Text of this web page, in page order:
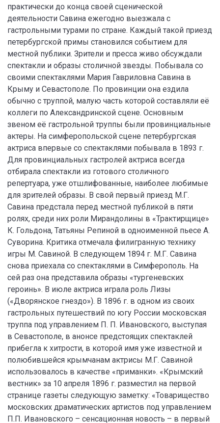
практически до конца своей сценической
деятельности Савина ежегодно выезжала с
гастрольными турами по стране. Каждый такой приезд
петербургской примы становился событием для
местной публики. Зрители и пресса живо обсуждали
спектакли и образы столичной звезды. Побывала со
своими спектаклями Мария Гавриловна Савина в
Крыму и Севастополе. По провинции она ездила
обычно с труппой, малую часть которой составляли её
коллеги по Александринской сцене. Основным
звеном её гастрольной труппы были провинциальные
актеры. На симферопольской сцене петербургская
актриса впервые со спектаклями побывала в 1893 г.
Для провинциальных гастролей актриса всегда
отбирала спектакли из готового столичного
репертуара, уже отшлифованные, наиболее любимые
для зрителей образы. В свой первый приезд М.Г.
Савина предстала перед местной публикой в пяти
ролях, среди них роли Мирандолины в «Трактирщице»
К. Гольдона, Татьяны Репиной в одноименной пьесе А.
Суворина. Критика отмечала филигранную технику
игры М. Савиной. В следующем 1894 г. М.Г. Савина
снова приехала со спектаклями в Симферополь. На
сей раз она представила образы «тургеневских
героинь». В июле актриса играла роль Лизы
(«Дворянское гнездо»). В 1896 г. в одном из своих
гастрольных путешествий по югу России московская
труппа под управлением П. П. Ивановского, выступая
в Севастополе, в анонсе предстоящих спектаклей
прибегла к хитрости, в которой имя уже известной и
полюбившейся крымчанам актрисы М.Г. Савиной
использовалось в качестве «приманки». «Крымский
вестник» за 10 апреля 1896 г. разместил на первой
странице газеты следующую заметку: «Товарищество
московских драматических артистов под управлением
П.П. Ивановского – сенсационная новость – в первый